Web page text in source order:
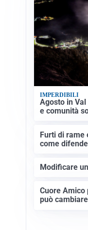
IMPERDIBILI
Agosto in
e comunità
Furti di rame
come
Modificare
Cuore Amico
può